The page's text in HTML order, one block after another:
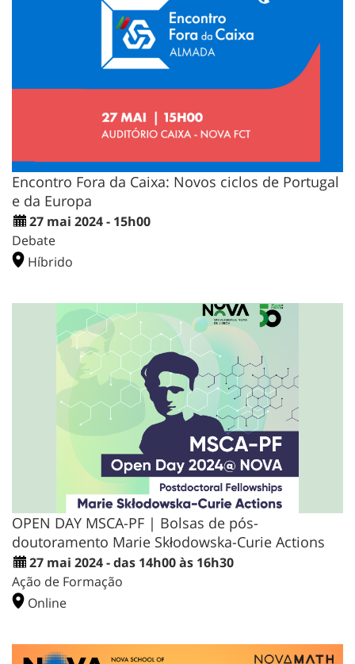
Encontro Fora da Caixa: Novos ciclos de Portugal
e da Europa
27 mai 2024 - 15h00
Debate
Híbrido
OPEN DAY MSCA-PF | Bolsas de pós-
doutoramento Marie Skłodowska-Curie Actions
27 mai 2024 - das 14h00 às 16h30
Ação de Formação
Online